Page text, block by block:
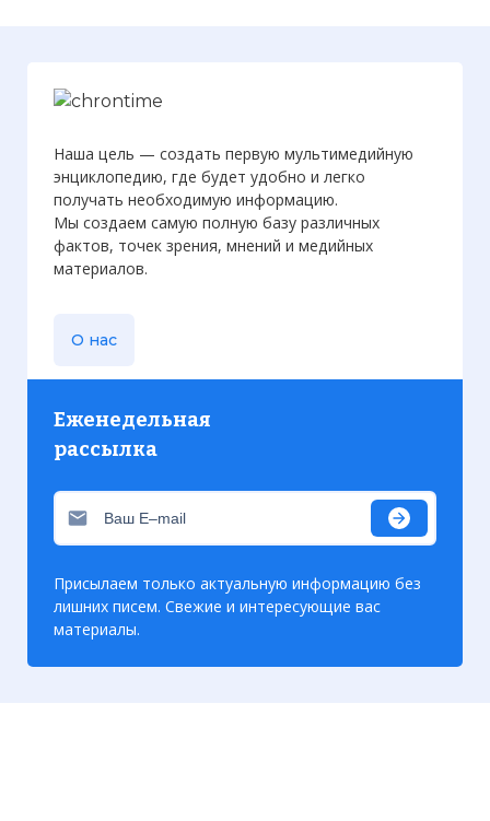
Наша цель — создать первую мультимедийную
энциклопедию, где будет удобно и легко
получать необходимую информацию.
Мы создаем самую полную базу различных
фактов, точек зрения, мнений и медийных
материалов.
О нас
Еженедельная
рассылка
Присылаем только актуальную информацию без
лишних писем. Свежие и интересующие вас
материалы.